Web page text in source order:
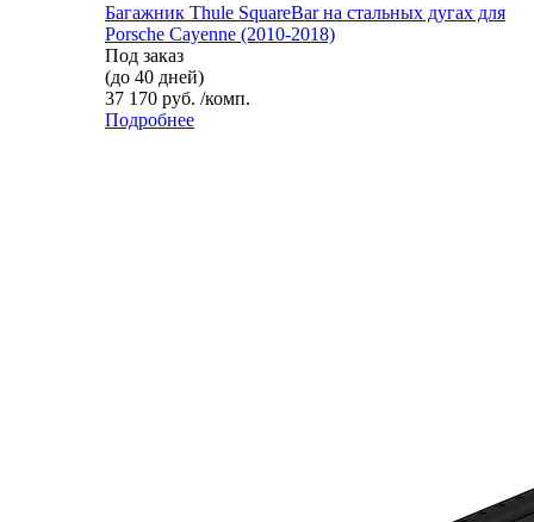
Багажник Thule SquareBar на стальных дугах для
Porsche Cayenne (2010-2018)
Под заказ
(до 40 дней)
37 170 руб. /комп.
Подробнее